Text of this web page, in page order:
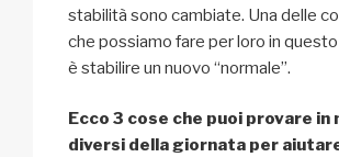
stabilità sono cambiate. Una delle
che possiamo fare per loro in
è stabilire un nuovo “normale”.
Ecco 3 cose che puoi provare in
diversi della giornata per